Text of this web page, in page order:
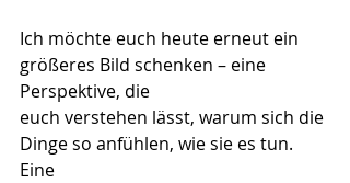
Ich möchte euch heute erneut ein
größeres Bild schenken – eine
Perspektive, die
euch verstehen lässt, warum sich die
Dinge so anfühlen, wie sie es tun.
Eine